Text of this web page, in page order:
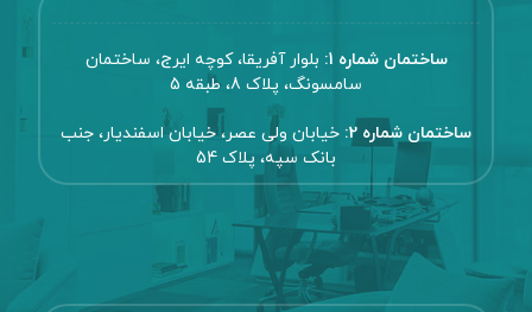
ساختمان شماره 1:
بلوار آفریقا، کوچه ایرج، ساختمان
سامسونگ، پلاک 8، طبقه 5
ساختمان شماره 2:
خیابان ولی عصر، خیابان اسفندیار، جنب
بانک سپه، پلاک 54